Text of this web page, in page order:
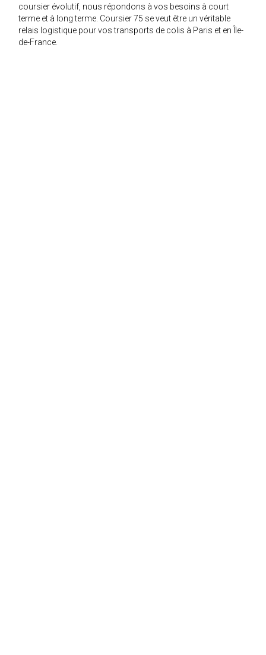
coursier évolutif, nous répondons à vos besoins à court
terme et à long terme. Coursier 75 se veut être un véritable
relais logistique pour vos transports de colis à Paris et en Île-
de-France.